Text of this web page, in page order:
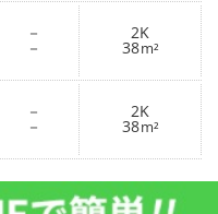
－
－
2K
38m²
－
－
2K
38m²